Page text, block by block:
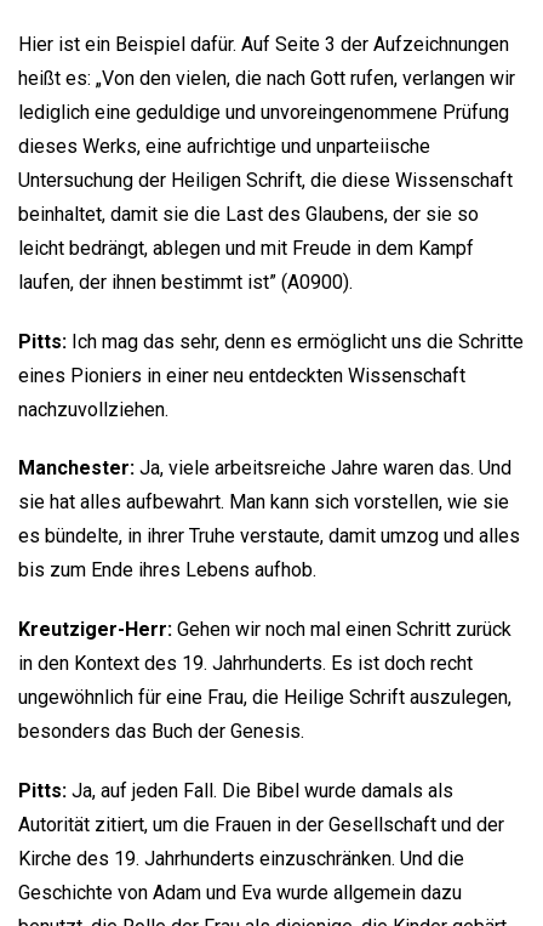
Hier ist ein Beispiel dafür. Auf Seite 3 der Aufzeichnungen
heißt es: „Von den vielen, die nach Gott rufen, verlangen wir
lediglich eine geduldige und unvoreingenommene Prüfung
dieses Werks, eine aufrichtige und unparteiische
Untersuchung der Heiligen Schrift, die diese Wissenschaft
beinhaltet, damit sie die Last des Glaubens, der sie so
leicht bedrängt, ablegen und mit Freude in dem Kampf
laufen, der ihnen bestimmt ist” (A0900).
Pitts: Ich mag das sehr, denn es ermöglicht uns die Schritte
eines Pioniers in einer neu entdeckten Wissenschaft
nachzuvollziehen.
Manchester: Ja, viele arbeitsreiche Jahre waren das. Und
sie hat alles aufbewahrt. Man kann sich vorstellen, wie sie
es bündelte, in ihrer Truhe verstaute, damit umzog und alles
bis zum Ende ihres Lebens aufhob.
Kreutziger-Herr: Gehen wir noch mal einen Schritt zurück
in den Kontext des 19. Jahrhunderts. Es ist doch recht
ungewöhnlich für eine Frau, die Heilige Schrift auszulegen,
besonders das Buch der Genesis.
Pitts: Ja, auf jeden Fall. Die Bibel wurde damals als
Autorität zitiert, um die Frauen in der Gesellschaft und der
Kirche des 19. Jahrhunderts einzuschränken. Und die
Geschichte von Adam und Eva wurde allgemein dazu